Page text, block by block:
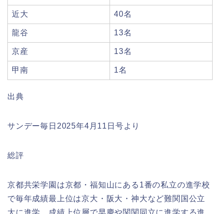
近大 40名
龍谷 13名
京産 13名
甲南 1名
出典
サンデー毎日2025年4月11日号より
総評
京都共栄学園は京都・福知山にある1番の私立の進学校
で毎年成績最上位は京大・阪大・神大など難関国公立
大に進学。成績上位層で早慶や関関同立に進学する進